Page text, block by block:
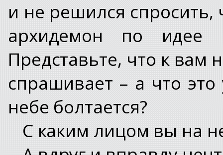
и не решился спросить,
архидемон по идее
Представьте, что к вам
спрашивает – а что
небе болтается?
С каким лицом вы на